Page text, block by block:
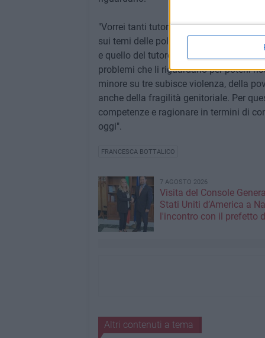
"Vorrei tanti tutori dei minori negli enti
sui temi delle politiche sociali - ha
e quello del tutore è quello di
problemi che li riguardano per poterli
minore su tre subisce violenza, della
anche della fragilità genitoriale. Per
competenze e ragionare in termini di
oggi".
FRANCESCA BOTTALICO
7 AGOSTO 2026
Visita del Console
Stati Uniti d’America a
l'incontro con il prefetto
Altri contenuti a tema